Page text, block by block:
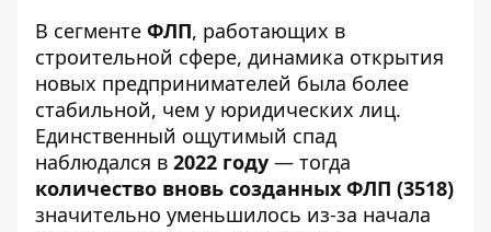
В сегменте ФЛП, работающих в
строительной сфере, динамика открытия
новых предпринимателей была более
стабильной, чем у юридических лиц.
Единственный ощутимый спад
наблюдался в 2022 году — тогда
количество вновь созданных ФЛП (3518)
значительно уменьшилось из-за начала